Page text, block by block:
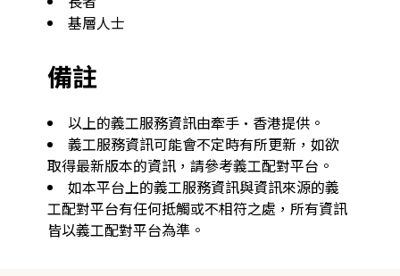
基層人士
備註
以上的義工服務資訊由牽手·香港提供。
義工服務資訊可能會不定時有所更新，如欲
取得最新版本的資訊，請參考義工配對平台。
如本平台上的義工服務資訊與資訊來源的義
工配對平台有任何抵觸或不相符之處，所有資訊
皆以義工配對平台為準。